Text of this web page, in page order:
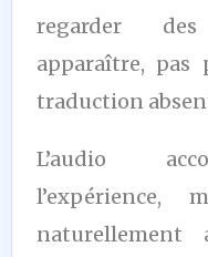
regarder
apparaître, pas
traduction
L’audio
l’expérience,
naturellement